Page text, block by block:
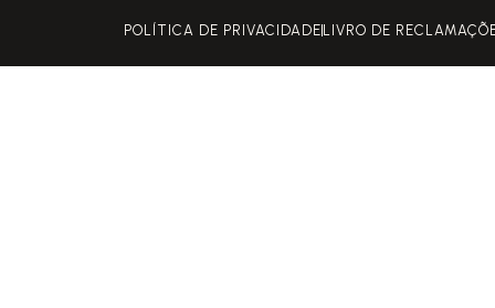
POLÍTICA DE PRIVACIDADE LIVRO DE